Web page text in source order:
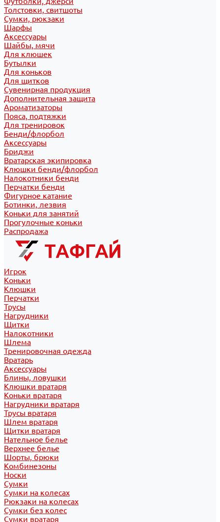
Толстовки, свитшоты
Сумки, рюкзаки
Шарфы
Аксессуары
Шайбы, мячи
Для клюшек
Бутылки
Для коньков
Для щитков
Сувенирная продукция
Дополнительная защита
Ароматизаторы
Пояса, подтяжки
Для тренировок
Бенди/флорбол
Аксессуары
Бриджи
Вратарская экипировка
Клюшки бенди/флорбол
Налокотники бенди
Перчатки бенди
Фигурное катание
Ботинки, лезвия
Коньки для занятий
Прогулочные коньки
Распродажа
Игрок
Коньки
Клюшки
Перчатки
Трусы
Нагрудники
Щитки
Налокотники
Шлема
Тренировочная одежда
Вратарь
Аксессуары
Блины, ловушки
Клюшки вратаря
Коньки вратаря
Нагрудники вратаря
Трусы вратаря
Шлем вратаря
Щитки вратаря
Нательное белье
Верхнее белье
Шорты, брюки
Комбинезоны
Носки
Сумки
Сумки на колесах
Рюкзаки на колесах
Сумки без колес
Сумки вратаря